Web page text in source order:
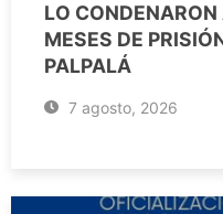
LO
MESES DE
PALPALÁ
7 agosto, 2026